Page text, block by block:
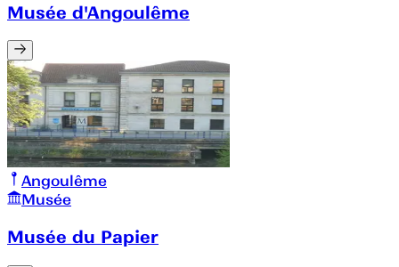
Musée d'Angoulême
Angoulême
Musée
Musée du Papier